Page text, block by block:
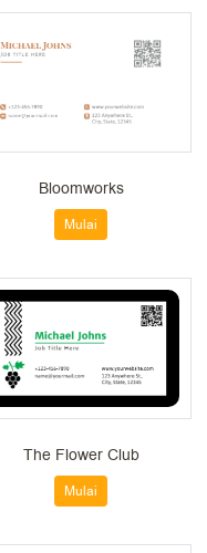
Bloomworks
Mulai
The Flower Club
Mulai